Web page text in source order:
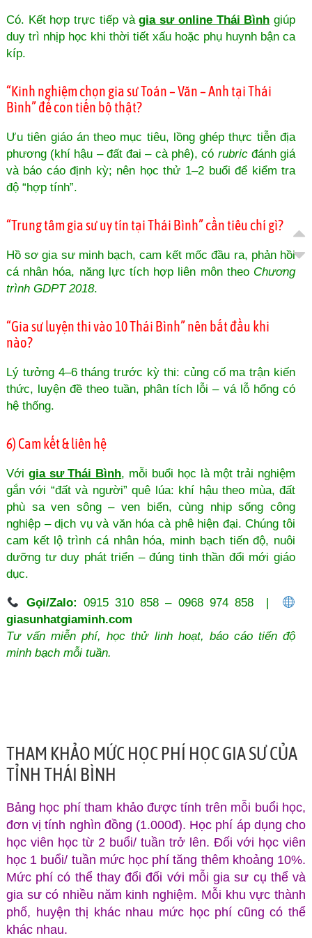
Có. Kết hợp trực tiếp vàgia sư online Thái Bình giúp
duy trì nhịp học khi thời tiết xấu hoặc phụ huynh bận ca
kíp.
“Kinh nghiệm chọn gia sư Toán – Văn – Anh tại Thái
Bình” để con tiến bộ thật?
Ưu tiên giáo án theo mục tiêu, lồng ghép thực tiễn địa
phương (khí hậu – đất đai – cà phê), có rubricđánh giá
và báo cáo định kỳ; nên học thử 1–2 buổi để kiểm tra
độ “hợp tính”.
“Trung tâm gia sư uy tín tại Thái Bình” cần tiêu chí gì?
Hồ sơ gia sư minh bạch, cam kết mốc đầu ra, phản hồi
cá nhân hóa, năng lực tích hợp liên môn theo Chương
trình GDPT 2018.
“Gia sư luyện thi vào 10 Thái Bình” nên bắt đầu khi
nào?
Lý tưởng 4–6 tháng trước kỳ thi: củng cố ma trận kiến
thức, luyện đề theo tuần, phân tích lỗi – vá lỗ hổng có
hệ thống.
6) Cam kết & liên hệ
Với gia sư Thái Bình, mỗi buổi học là một trải nghiệm
gắn với “đất và người” quê lúa: khí hậu theo mùa, đất
phù sa ven sông – ven biển, cùng nhịp sống công
nghiệp – dịch vụ và văn hóa cà phê hiện đại. Chúng tôi
cam kết lộ trình cá nhân hóa, minh bạch tiến độ, nuôi
dưỡng tư duy phát triển – đúng tinh thần đổi mới giáo
dục.
Gọi/Zalo: 0915 310 858 – 0968 974 858 |
giasunhatgiaminh.com
Tư vấn miễn phí, học thử linh hoạt, báo cáo tiến độ
minh bạch mỗi tuần.
THAM KHẢO MỨC HỌC PHÍ HỌC GIA SƯ CỦA
TỈNH THÁI BÌNH
Bảng học phí tham khảo được tính trên mỗi buổi học,
đơn vị tính nghìn đồng (1.000đ). Học phí áp dụng cho
học viên học từ 2 buổi/ tuần trở lên. Đối với học viên
học 1 buổi/ tuần mức học phí tăng thêm khoảng 10%.
Mức phí có thể thay đổi đối với mỗi gia sư cụ thể và
gia sư có nhiều năm kinh nghiệm. Mỗi khu vực thành
phố, huyện thị khác nhau mức học phí cũng có thể
khác nhau.